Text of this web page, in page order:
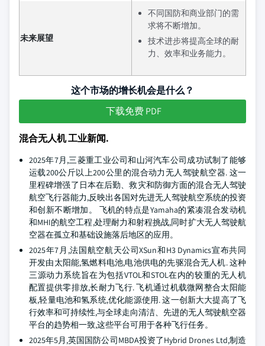
未来展望
不同国防和商业部门的需
求将不断增加。
技术进步将提高全球的耐
力、效率和业务能力。
这个市场的增长机会是什么？
下载免费 PDF
混合无人机 工业新闻.
2025年7月,三菱重工业公司和山河汽车公司成功试制了能够
运载200公斤以上200公里的混合动力无人驾驶航空器. 这一
里程碑增强了日本在后勤、救灾和防御方面的混合无人驾驶
航空飞行器能力,反映出各国对先进无人驾驶航空系统的投资
和创新不断增加。 飞机的特点是Yamaha的紧凑混合发动机
和MHI的航空工程,处理耐力和射程挑战,同时扩大无人驾驶航
空器在孤立和基础设施落后地区的应用。
2025年7月,法国航空航天公司XSun和H3 Dynamics宣布共同
开发由太阳能,氢燃料电池,电池供电的先驱混合无人机. 这种
三源动力系统旨在为包括VTOL和STOL在内的较重的无人机
配置提供零排放,长耐力飞行. 飞机通过机载微网整合太阳能
板,轻量电池和氢系统,优化能源使用. 这一创新大大提高了飞
行效率和可持续性,与全球走向清洁、先进的无人驾驶航空器
平台的趋势相一致,这些平台可用于各种飞行任务。
2025年5月,英国国防公司MBDA投资了Hybrid Drones Ltd,制造